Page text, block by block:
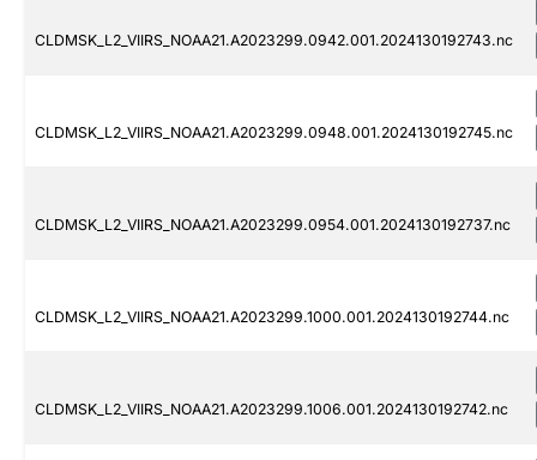
CLDMSK_L2_VIIRS_NOAA21.A2023299.0942.001.2024130192743.nc
CLDMSK_L2_VIIRS_NOAA21.A2023299.0948.001.2024130192745.nc
CLDMSK_L2_VIIRS_NOAA21.A2023299.0954.001.2024130192737.nc
CLDMSK_L2_VIIRS_NOAA21.A2023299.1000.001.2024130192744.nc
CLDMSK_L2_VIIRS_NOAA21.A2023299.1006.001.2024130192742.nc